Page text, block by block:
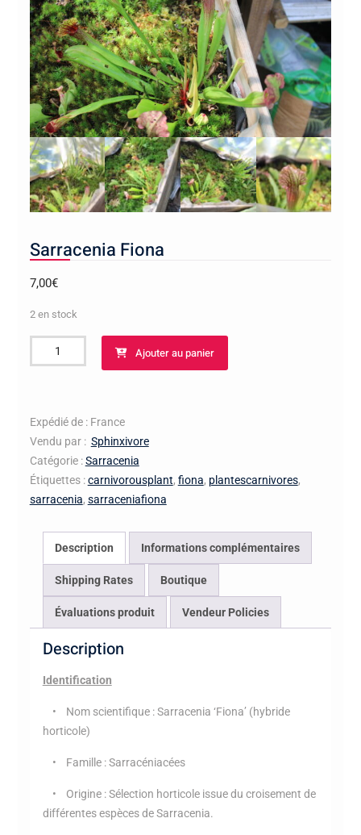
Sarracenia Fiona
7,00€
2 en stock
quantité
de
Ajouter au panier
Expédié de : France
Vendu par : Sphinxivore
Catégorie :Sarracenia
Étiquettes :carnivorousplant, fiona, plantescarnivores,
sarracenia, sarraceniafiona
Description Informations complémentaires
Shipping Rates Boutique
Évaluations produit Vendeur Policies
Description
Identification
• Nom scientifique : Sarracenia ‘Fiona’ (hybride
horticole)
• Famille : Sarracéniacées
• Origine : Sélection horticole issue du croisement de
différentes espèces de Sarracenia.